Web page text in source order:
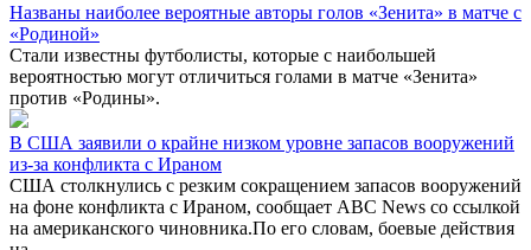
Названы наиболее вероятные авторы голов «Зенита» в матче с
«Родиной»
Стали известны футболисты, которые с наибольшей
вероятностью могут отличиться голами в матче «Зенита»
против «Родины».
В США заявили о крайне низком уровне запасов вооружений
из-за конфликта с Ираном
США столкнулись с резким сокращением запасов вооружений
на фоне конфликта с Ираном, сообщает ABC News со ссылкой
на американского чиновника.По его словам, боевые действия